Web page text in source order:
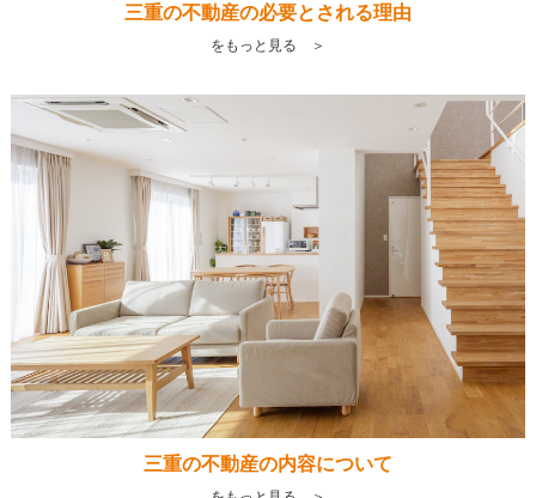
三重の不動産の必要とされる理由
をもっと見る ＞
三重の不動産の内容について